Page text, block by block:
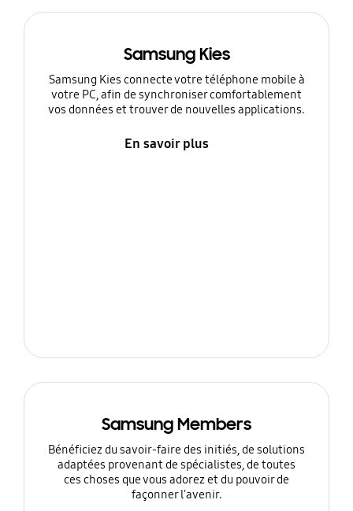
Samsung Kies
Samsung Kies connecte votre téléphone mobile à
votre PC, afin de synchroniser comfortablement
vos données et trouver de nouvelles applications.
En savoir plus
Samsung Members
Bénéficiez du savoir-faire des initiés, de solutions
adaptées provenant de spécialistes, de toutes
ces choses que vous adorez et du pouvoir de
façonner l'avenir.